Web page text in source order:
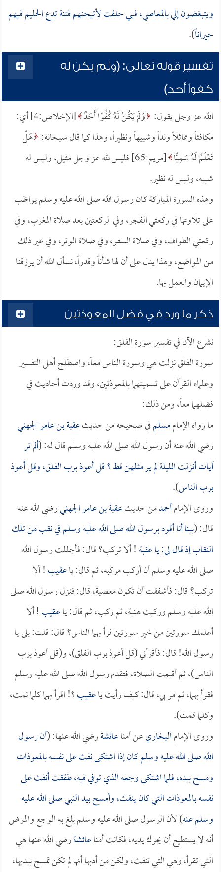
ويتبغضون إلي بالمعاصي، فبي حلفت لأتيحنهم فتنة تدع الحليم فيهم
حيراناً).
تفسير قوله تعالى: (ولم يكن له
كفواً أحد)
الله عز وجل يقول: وَلَمْ يَكُنْ لَهُ كُفُوًا أَحَدٌ
[الإخلاص:4] أي:
مكافئاً ومماثلاً ونداً وشبيهاً ونظيراً، وهذا كما قال سبحانه: هَلْ
تَعْلَمُ لَهُ سَمِيًّا
[مريم:65] فليس لله عز وجل مثيل، وليس له
شبيه، وليس له نظير.
وهذه السورة المباركة كان رسول الله صلى الله عليه وسلم يواظب
على تلاوتها في ركعتي الفجر، وفي الركعتين بعد صلاة المغرب، وفي
ركعتي الطواف، وفي صلاة السفر، وفي صلاة الوتر، وفي غير ذلك
من المواضع، وهذا يدل على أن لها شأناً وقدراً، نسأل الله أن يرزقنا
الإيمان والعمل بها.
ذكر ما ورد في فضل المعوذتين
نشرع الآن في تفسير سورة الفلق:
سورة الفلق نزلت هي وسورة الناس معاً، واصطلح أهل التفسير
وعلماء القرآن على تسميتهما بالمعوذتين، وقد وردت أحاديث في
فضلهما معاً، ومن ذلك:
ما رواه الإماممسلمفي صحيحه من حديثعقبة بن عامر الجهني
رضي الله عنه أن رسول الله صلى الله عليه وسلم قال له: (ألم تر
آيات أنزلت الليلة لم ير مثلهن قط ؟ قل أعوذ برب الفلق، وقل أعوذ
برب الناس).
وروى الإمامأحمدمن حديثعقبة بن عامر الجهنيرضي الله عنه
قال: (بينا أنا أقود برسول الله صلى الله عليه وسلم في نقب من تلك
النقاب إذ قال لي: ياعقبة! ألا تركب؟ قال: فأجللت رسول الله
صلى الله عليه وسلم أن أركب مركبه، ثم قال: ياعقيب! ألا
تركب؟ قال: فأشفقت أن تكون معصية، قال: فنزل رسول الله صلى
الله عليه وسلم وركبت هنية، ثم ركب، ثم قال: ياعقيب! ألا
أعلمك سورتين من خير سورتين قرأ بهما الناس؟ قال: قلت: بلى يا
رسول الله! قال: فأقرأني (قل أعوذ برب الفلق)، و(قل أعوذ برب
الناس)، ثم أقيمت الصلاة، فتقدم رسول الله صلى الله عليه وسلم
فقرأ بهما، ثم مر بي، قال: كيف رأيت ياعقيب؟! اقرأ بهما كلما نمت،
وكلما قمت).
وروى الإمامالبخاريعن أمناعائشةرضي الله عنها: (أن رسول
الله صلى الله عليه وسلم كان إذا اشتكى نفث على نفسه بالمعوذات
ومسح بيده، فلما اشتكى وجعه الذي توفي فيه، طفقت أنفث على
نفسه بالمعوذات التي كان ينفث، وأمسح بيد النبي صلى الله عليه
وسلم عنه) لأن الرسول صلى الله عليه وسلم بلغ به الوجع والمرض
أنه لا يستطيع أن يحرك يديه، فكانت أمناعائشةرضي الله عنها هي
التي تقرأ، وهي التي تنفث، ولكن من أدبها أنها لم تكن تمسح بيديها،